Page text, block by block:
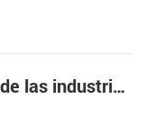
Negocio de impresión servicio de las industrias de mayor Alcista de la demanda de impresora de recibos